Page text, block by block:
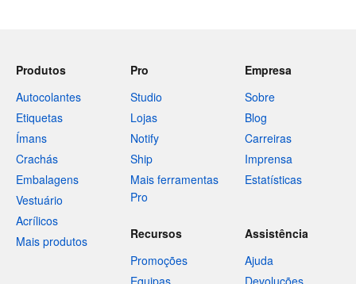
Produtos
Autocolantes
Etiquetas
Ímans
Crachás
Embalagens
Vestuário
Acrílicos
Mais produtos
Pro
Studio
Lojas
Notify
Ship
Mais ferramentas
Pro
Empresa
Sobre
Blog
Carreiras
Imprensa
Estatísticas
Recursos
Promoções
Equipas
Assistência
Ajuda
Devoluções